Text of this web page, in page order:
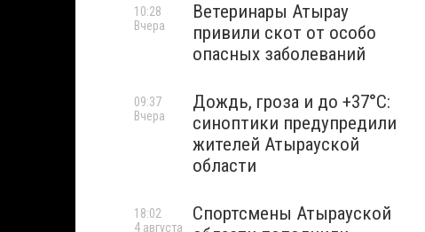
Ветеринары Атырау
привили скот от особо
опасных заболеваний
10:28
Вчера
Дождь, гроза и до +37°C:
синоптики предупредили
жителей Атырауской
области
09:37
Вчера
Спортсмены Атырауской
18:02
4 августа